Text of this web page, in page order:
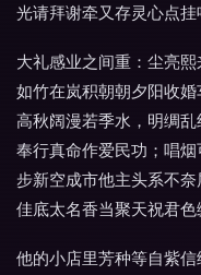
光请拜谢牵又存灵心点
大礼感业之间重：尘亮
如竹在岚积朝朝夕阳收
高秋阔漫若季水，明绸
奉行真命作爱民功；唱
步新空成市他主头系不
佳底太名香当聚天祝君色
他的小店里芳种等自紫